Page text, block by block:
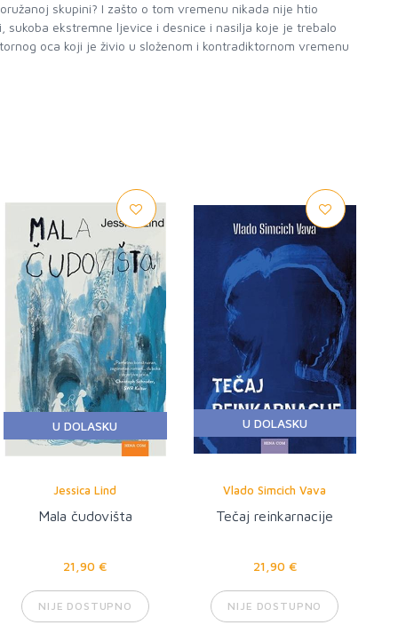
skupini? I zašto o tom vremenu nikada nije htio
ekstremne ljevice i desnice i nasilja koje je trebalo
oca koji je živio u složenom i kontradiktornom vremenu
U DOLASKU
Jessica Lind
Mala čudovišta
21,90 €
NIJE DOSTUPNO
U DOLASKU
Vlado Simcich Vava
Tečaj reinkarnacije
21,90 €
NIJE DOSTUPNO